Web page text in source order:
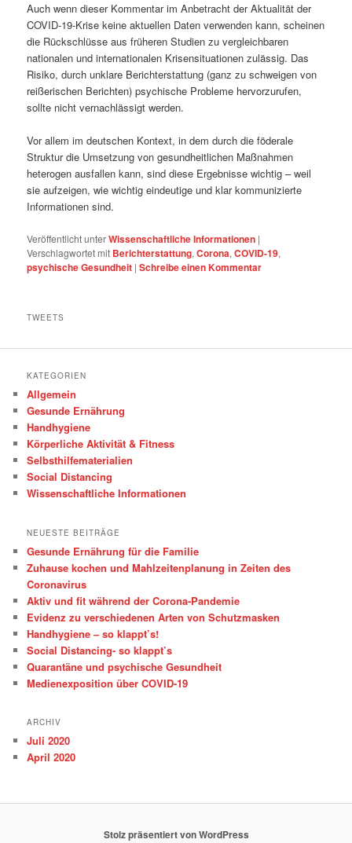
Auch wenn dieser Kommentar im Anbetracht der Aktualität der
COVID-19-Krise keine aktuellen Daten verwenden kann, scheinen
die Rückschlüsse aus früheren Studien zu vergleichbaren
nationalen und internationalen Krisensituationen zulässig. Das
Risiko, durch unklare Berichterstattung (ganz zu schweigen von
reißerischen Berichten) psychische Probleme hervorzurufen,
sollte nicht vernachlässigt werden.
Vor allem im deutschen Kontext, in dem durch die föderale
Struktur die Umsetzung von gesundheitlichen Maßnahmen
heterogen ausfallen kann, sind diese Ergebnisse wichtig – weil
sie aufzeigen, wie wichtig eindeutige und klar kommunizierte
Informationen sind.
Veröffentlicht unterWissenschaftliche Informationen |
Verschlagwortet mit Berichterstattung,Corona,COVID-19,
psychische Gesundheit |Schreibe einen Kommentar
TWEETS
KATEGORIEN
Allgemein
Gesunde Ernährung
Handhygiene
Körperliche Aktivität & Fitness
Selbsthilfematerialien
Social Distancing
Wissenschaftliche Informationen
NEUESTE BEITRÄGE
Gesunde Ernährung für die Familie
Zuhause kochen und Mahlzeitenplanung in Zeiten des
Coronavirus
Aktiv und fit während der Corona-Pandemie
Evidenz zu verschiedenen Arten von Schutzmasken
Handhygiene – so klappt’s!
Social Distancing- so klappt’s
Quarantäne und psychische Gesundheit
Medienexposition über COVID-19
ARCHIV
Juli 2020
April 2020
Stolz präsentiert von WordPress